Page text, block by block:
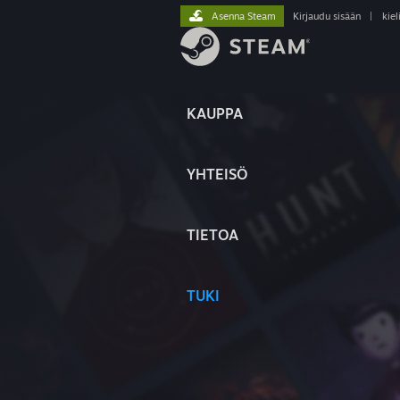
KAUPPA
YHTEISÖ
TIETOA
TUKI
Asenna Steam Kirjaudu sisään kieli